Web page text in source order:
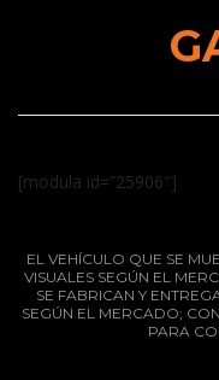
[modula id=”25906″]
EL VEHÍCULO QUE SE
VISUALES SEGÚN EL
SE FABRICAN Y
SEGÚN EL MERCADO;
PARA